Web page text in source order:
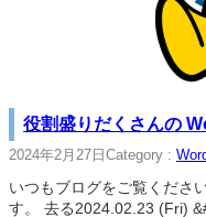
役割盛りだくさんの
2024年2月27日 Category :
いつもブログをご覧くださ
す。 去る2024.02.23 (Fri)